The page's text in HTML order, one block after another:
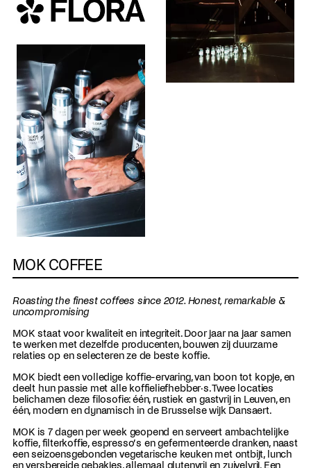
MOK COFFEE
Roasting the finest coffees since 2012. Honest, remarkable &
uncompromising
MOK staat voor kwaliteit en integriteit. Door jaar na jaar samen
te werken met dezelfde producenten, bouwen zij duurzame
relaties op en selecteren ze de beste koffie.
MOK biedt een volledige koffie-ervaring, van boon tot kopje, en
deelt hun passie met alle koffieliefhebber·s. Twee locaties
belichamen deze filosofie: één, rustiek en gastvrij in Leuven, en
één, modern en dynamisch in de Brusselse wijk Dansaert.
MOK is 7 dagen per week geopend en serveert ambachtelijke
koffie, filterkoffie, espresso’s en gefermenteerde dranken, naast
een seizoensgebonden vegetarische keuken met ontbijt, lunch
en versbereide gebakjes, allemaal glutenvrij en zuivelvrij. Een